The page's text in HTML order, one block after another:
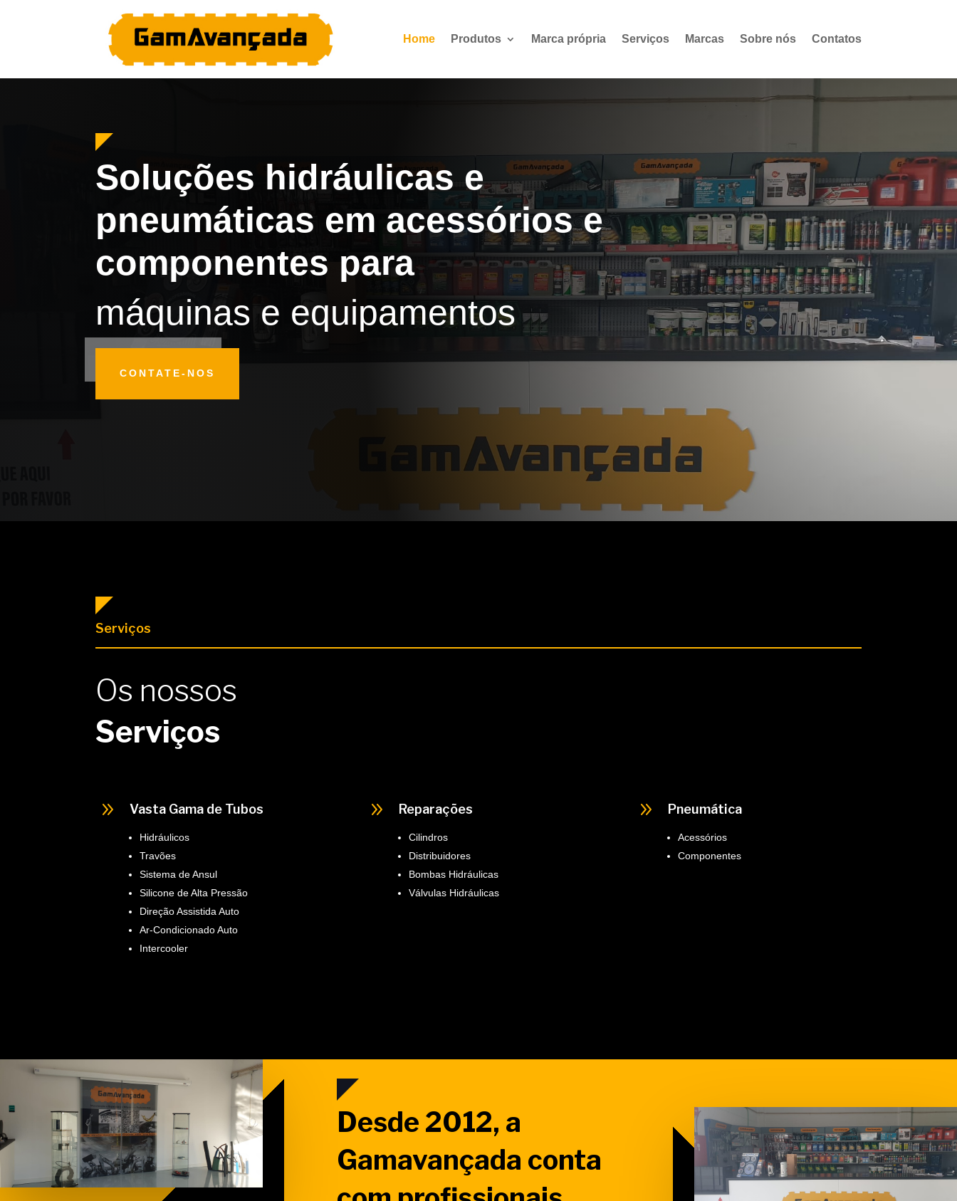
Home Produtos Marca própria Serviços Marcas Sobre nós Contatos
Soluções hidráulicas e
pneumáticas em acessórios e
componentes para
máquinas e equipamentos
CONTATE-NOS
Serviços
Os nossos
Serviços
9 Vasta Gama de Tubos
Hidráulicos
Travões
Sistema de Ansul
Silicone de Alta Pressão
Direção Assistida Auto
Ar-Condicionado Auto
Intercooler
9 Reparações
Cilindros
Distribuidores
Bombas Hidráulicas
Válvulas Hidráulicas
9 Pneumática
Acessórios
Componentes
Desde 2012, a
Gamavançada conta